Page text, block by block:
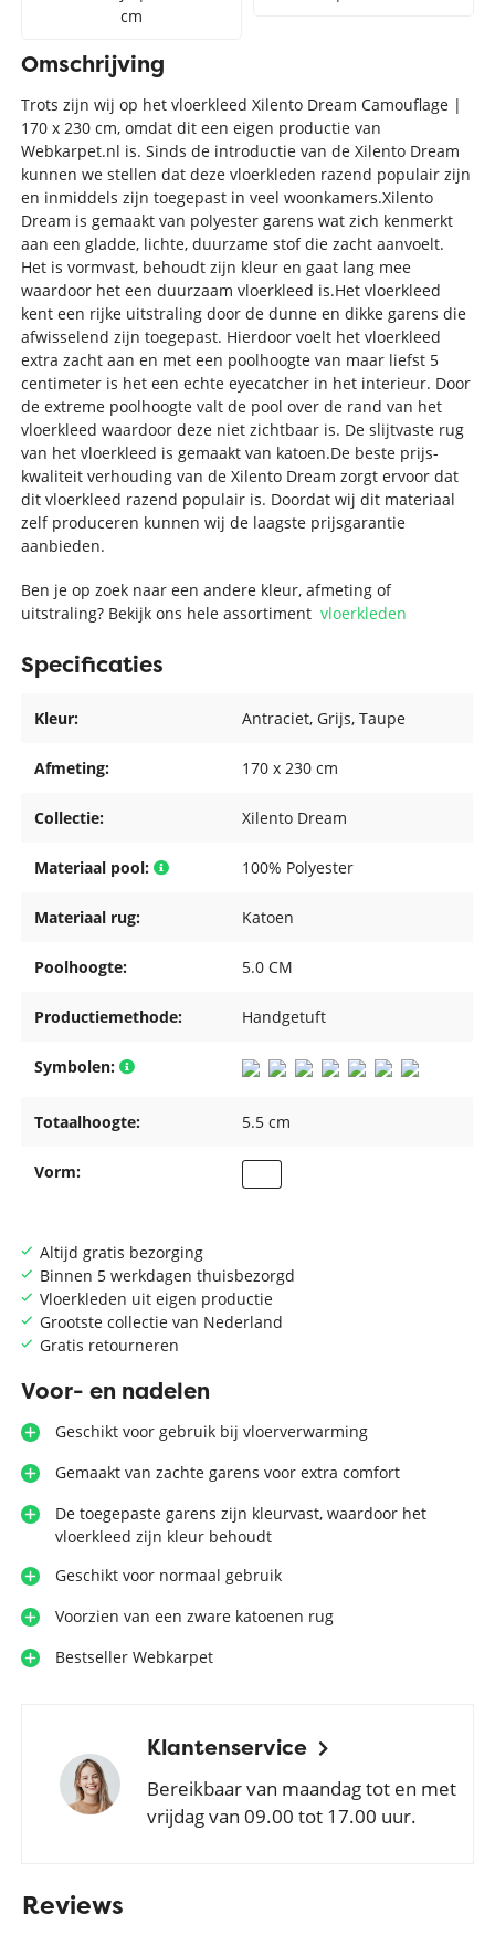
cm
Altijd gratis bezorging
Binnen 5 werkdagen thuisbezorgd
Vloerkleden uit eigen productie
Grootste collectie van Nederland
Gratis retourneren
Voor- en nadelen
Geschikt voor gebruik bij vloerverwarming
Gemaakt van zachte garens voor extra comfort
De toegepaste garens zijn kleurvast, waardoor het
vloerkleed zijn kleur behoudt
Geschikt voor normaal gebruik
Voorzien van een zware katoenen rug
Bestseller Webkarpet
Klantenservice
Bereikbaar van maandag tot en met
vrijdag van 09.00 tot 17.00 uur.
Omschrijving
Trots zijn wij op het vloerkleed Xilento Dream Camouflage |
170 x 230 cm, omdat dit een eigen productie van
Webkarpet.nl is. Sinds de introductie van de Xilento Dream
kunnen we stellen dat deze vloerkleden razend populair zijn
en inmiddels zijn toegepast in veel woonkamers.Xilento
Dream is gemaakt van polyester garens wat zich kenmerkt
aan een gladde, lichte, duurzame stof die zacht aanvoelt.
Het is vormvast, behoudt zijn kleur en gaat lang mee
waardoor het een duurzaam vloerkleed is.Het vloerkleed
kent een rijke uitstraling door de dunne en dikke garens die
afwisselend zijn toegepast. Hierdoor voelt het vloerkleed
extra zacht aan en met een poolhoogte van maar liefst 5
centimeter is het een echte eyecatcher in het interieur. Door
de extreme poolhoogte valt de pool over de rand van het
vloerkleed waardoor deze niet zichtbaar is. De slijtvaste rug
van het vloerkleed is gemaakt van katoen.De beste prijs-
kwaliteit verhouding van de Xilento Dream zorgt ervoor dat
dit vloerkleed razend populair is. Doordat wij dit materiaal
zelf produceren kunnen wij de laagste prijsgarantie
aanbieden.
Ben je op zoek naar een andere kleur, afmeting of
uitstraling? Bekijk ons hele assortimentvloerkleden
Specificaties
Kleur: Antraciet, Grijs, Taupe
Afmeting: 170 x 230 cm
Collectie: Xilento Dream
Materiaal pool: 100% Polyester
Materiaal rug: Katoen
Poolhoogte: 5.0 CM
Productiemethode: Handgetuft
Symbolen:
Totaalhoogte: 5.5 cm
Vorm:
Reviews